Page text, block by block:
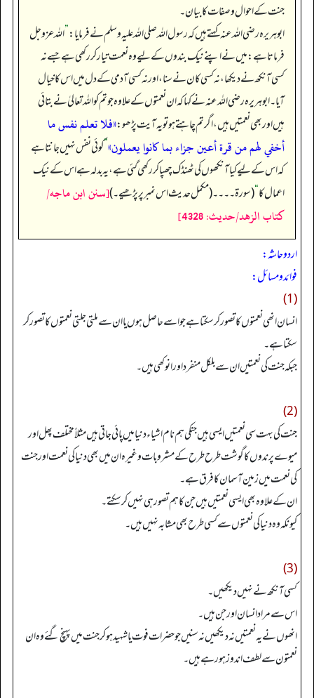
جنت کے احوال و صفات کا بیان۔
ابوہریرہ رضی اللہ عنہ کہتے ہیں کہ رسول اللہ صلی اللہ علیہ وسلم نے فرمایا:”اللہ عزوجل
فرماتا ہے: میں نے اپنے نیک بندوں کے لیے وہ نعمت تیار کر رکھی ہے جسے نہ
کسی آنکھ نے دیکھا، نہ کسی کان نے سنا، اور نہ کسی آدمی کے دل میں اس کا خیال
آیا۔ ابوہریرہ رضی اللہ عنہ نے کہا کہ ان نعمتوں کے علاوہ جو تم کو اللہ تعالیٰ نے بتائی
ہیں اور بھی نعمتیں ہیں، اگر تم چاہتے ہو تو یہ آیت پڑھو:«فلا تعلم نفس ما
أخفي لهم من قرة أعين جزاء بما كانوا يعملون»”کوئی نفس نہیں جانتا ہے
کہ اس کے لیے کیا آنکھوں کی ٹھنڈک چھپا کر رکھی گئی ہے، یہ بدلہ ہے اس کے نیک
اعمال کا“(سورۃ۔۔۔۔ (مکمل حدیث اس نمبر پر پڑھیے۔)[سنن ابن ماجه/
كتاب الزهد/حدیث: 4328]
اردو حاشہ:
فوائد و مسائل:
(1)
انسان انھی نعمتوں کا تصور کر سکتا ہے جو اسے حاصل ہوں یا ان سے ملتی جلتی نعمتوں کا تصور کر
سکتا ہے۔
جبکہ جنت کی نعمتیں ان سے بلکل منفرد اور انوکھی ہیں۔
(2)
جنت کی بہت سی نعمتیں ایسی ہیں جنکی ہم نام اشیاء دنیا میں پائی جاتی ہیں مثلاً مختلف پھل اور
میوے پرندوں کا گوشت طرح طرح کے مشروبات وغیرہ ان میں بھی دنیا کی نعمت اور جنت
کی نعمت میں زمین آسمان کا فرق ہے۔
ان کے علاوہ بھی ایسی نعمتیں ہیں جن کا ہم تصور ہی نہیں کر سکتے۔
کیونکہ وہ دنیا کی نعمتوں سے کسی طرح بھی مشابہ نہیں ہیں۔
(3)
کسی آنکھ نے نہیں دیکھیں۔
اس سے مراد انسان اور جن ہیں۔
انھوں نے یہ نعمتیں نہ دیکھیں نہ سنیں جو حضرات فوت یا شہید ہوکر جنت میں پہنچ گئے وہ ان
نعمتون سے لطف اندوز ہو رہے ہیں۔